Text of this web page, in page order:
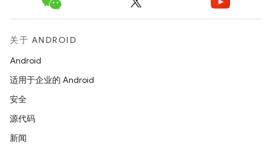
关于 ANDROID
Android
适用于企业的 Android
安全
源代码
新闻